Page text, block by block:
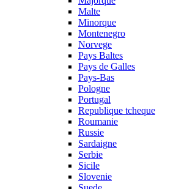
Malte
Minorque
Montenegro
Norvege
Pays Baltes
Pays de Galles
Pays-Bas
Pologne
Portugal
Republique tcheque
Roumanie
Russie
Sardaigne
Serbie
Sicile
Slovenie